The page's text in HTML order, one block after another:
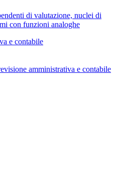
di valutazione, nuclei di
con funzioni analoghe
e contabile
amministrativa e contabile